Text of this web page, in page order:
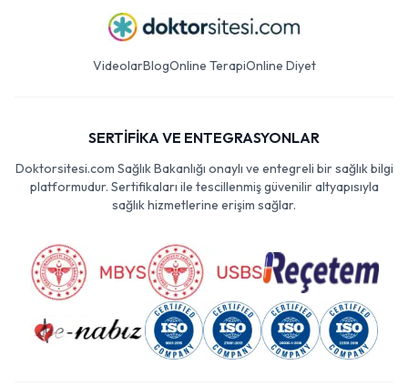
VideolarBlogOnline TerapiOnline Diyet
SERTİFİKA VE ENTEGRASYONLAR
Doktorsitesi.com Sağlık Bakanlığı onaylı ve entegreli bir sağlık bilgi
platformudur. Sertifikaları ile tescillenmiş güvenilir altyapısıyla
sağlık hizmetlerine erişim sağlar.